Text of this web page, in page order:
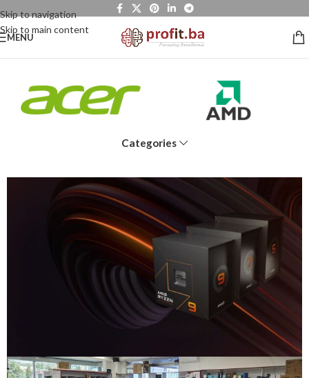
Skip to navigation
Skip to main content
MENU
Categories